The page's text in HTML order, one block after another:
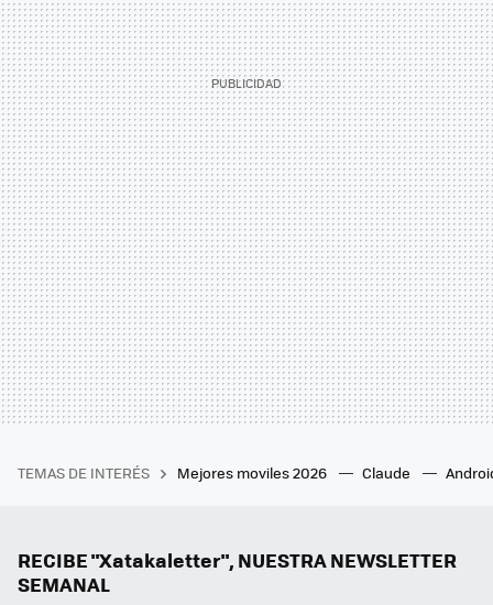
TEMAS DE INTERÉS Mejores moviles 2026 Claude
RECIBE "Xatakaletter", NUESTRA NEWSLETTER
SEMANAL